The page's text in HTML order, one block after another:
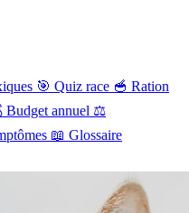
🎯 Quiz race 🥣 Ration
Budget annuel ⚖️
📖 Glossaire